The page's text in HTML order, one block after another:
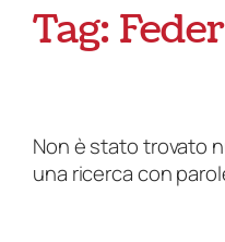
Tag:
Non è stato trovato
una ricerca con